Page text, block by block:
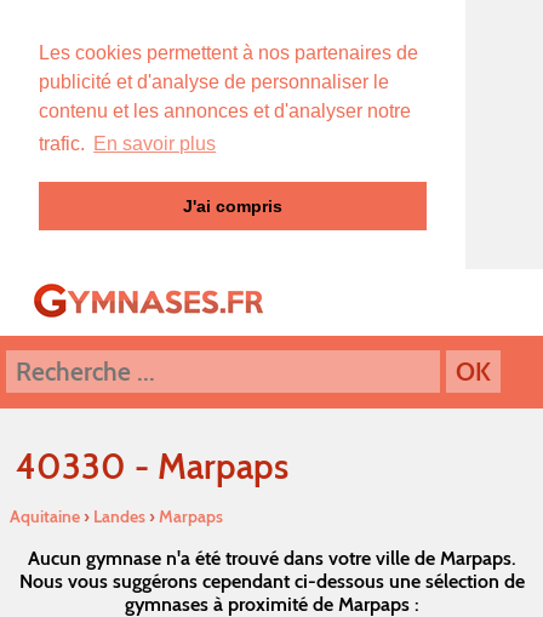
Les cookies permettent à nos partenaires de
publicité et d'analyse de personnaliser le
contenu et les annonces et d'analyser notre
trafic. En savoir plus
J'ai compris
40330 - Marpaps
Aquitaine› Landes›Marpaps
Aucun gymnase n'a été trouvé dans votre ville de Marpaps.
Nous vous suggérons cependant ci-dessous une sélection de
gymnases à proximité de Marpaps :